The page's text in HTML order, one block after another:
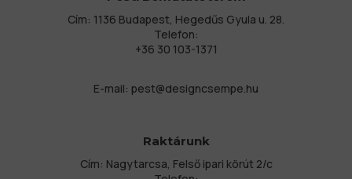
Cím: 1136 Budapest, Hegedűs Gyula u. 28.
Telefon:
+36 30 103-1371
E-mail: pest@designcsempe.hu
Raktárunk
Cím: Nagytarcsa, Felső ipari körút 2/c